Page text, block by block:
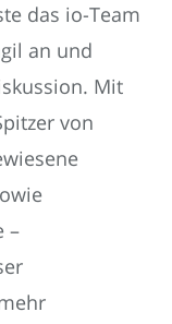
das io-Team
an und
Mit
von
–